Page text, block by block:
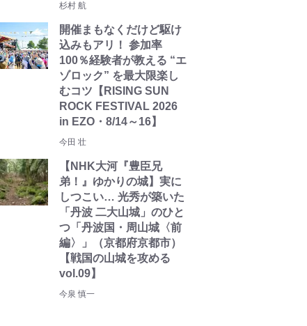
杉村 航
開催まもなくだけど駆け
込みもアリ！ 参加率
100％経験者が教える “エ
ゾロック” を最大限楽し
むコツ【RISING SUN
ROCK FESTIVAL 2026
in EZO・8/14～16】
今田 壮
【NHK大河『豊臣兄
弟！』ゆかりの城】実に
しつこい… 光秀が築いた
「丹波 二大山城」のひと
つ「丹波国・周山城〈前
編〉」（京都府京都市）
【戦国の山城を攻める
vol.09】
今泉 慎一